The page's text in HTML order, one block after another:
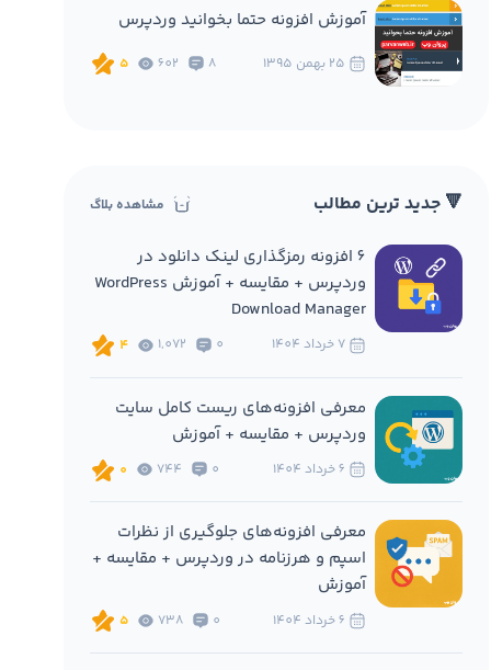
آموزش افزونه حتما بخوانید وردپرس
8
602
5
🔻 جدید ترین مطالب مشاهده بلاگ
6 افزونه‌ رمزگذاری لینک دانلود در
وردپرس + مقایسه + آموزش WordPress
Download Manager
0
1,072
4
معرفی افزونه‌های ریست کامل سایت
وردپرس + مقایسه + آموزش
0
744
0
معرفی افزونه‌های جلوگیری از نظرات
اسپم و هرزنامه در وردپرس + مقایسه +
آموزش
0
738
5